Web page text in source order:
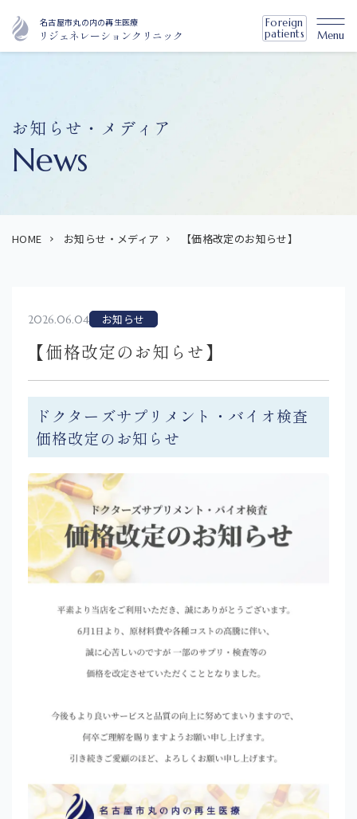
名古屋市丸の内の再生医療
リジェネレーションクリニック
Foreign
patients
Menu
お知らせ・メディア
News
HOME お知らせ・メディア 【価格改定のお知らせ】
2026.06.04 お知らせ
【価格改定のお知らせ】
ドクターズサプリメント・バイオ検査
価格改定のお知らせ